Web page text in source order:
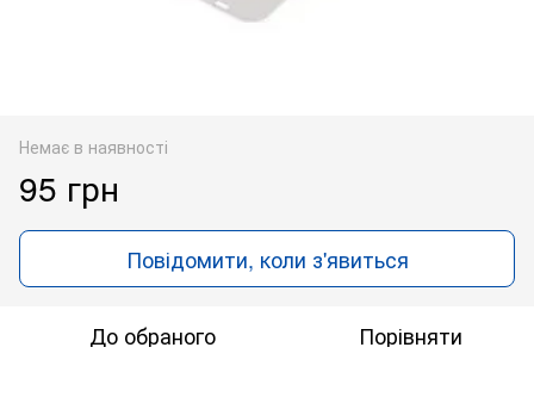
Немає в наявності
95 грн
Повідомити, коли з'явиться
До обраного Порівняти